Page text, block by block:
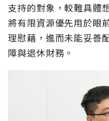
支持的對象，較難具體
將有限資源優先用於眼
理慰藉，進而未能妥善
障與退休財務。